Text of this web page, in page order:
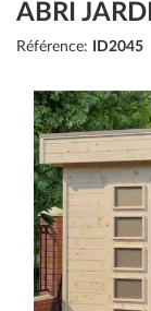
ABRI
Référence: ID2045